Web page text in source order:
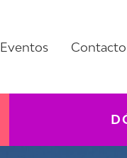
Eventos Contacto